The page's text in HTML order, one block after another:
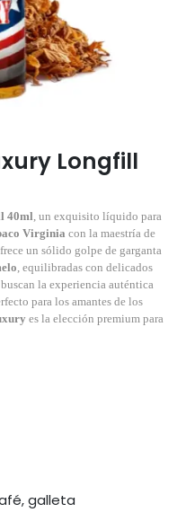
Longfill
40ml , un exquisito líquido para
Virginia con la maestría de
un sólido golpe de garganta
, equilibradas con delicados
buscan la experiencia auténtica
para los amantes de los
es la elección premium para
galleta